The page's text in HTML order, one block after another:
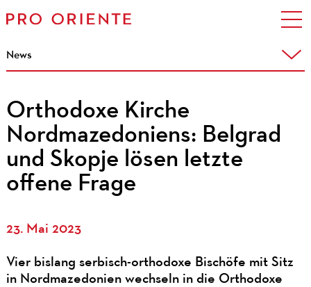
News
Orthodoxe Kirche
Nordmazedoniens: Belgrad
und Skopje lösen letzte
offene Frage
23. Mai 2023
Vier bislang serbisch-orthodoxe Bischöfe mit Sitz
in Nordmazedonien wechseln in die Orthodoxe